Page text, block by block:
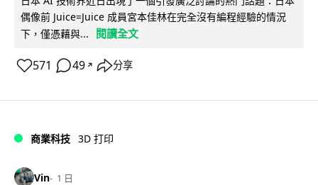
偶像前 Juice=Juice 成員宮本佳林在完全沒有編程經驗的情況
下，僅憑藉與...
閱讀全文
571 49 ↗ 分享
商業科技 3D 打印
Vin 1 日